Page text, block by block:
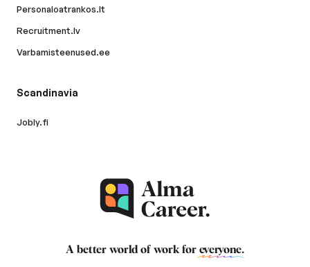
Personaloatrankos.lt
Recruitment.lv
Varbamisteenused.ee
Scandinavia
Jobly.fi
A better world of work for everyone.